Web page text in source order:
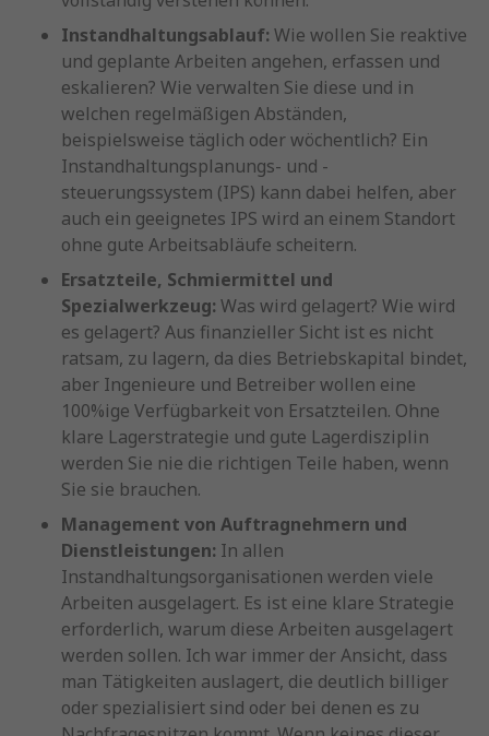
Instandhaltungsablauf: Wie wollen Sie reaktive
und geplante Arbeiten angehen, erfassen und
eskalieren? Wie verwalten Sie diese und in
welchen regelmäßigen Abständen,
beispielsweise täglich oder wöchentlich? Ein
Instandhaltungsplanungs- und -
steuerungssystem (IPS) kann dabei helfen, aber
auch ein geeignetes IPS wird an einem Standort
ohne gute Arbeitsabläufe scheitern.
Ersatzteile, Schmiermittel und
Spezialwerkzeug: Was wird gelagert? Wie wird
es gelagert? Aus finanzieller Sicht ist es nicht
ratsam, zu lagern, da dies Betriebskapital bindet,
aber Ingenieure und Betreiber wollen eine
100%ige Verfügbarkeit von Ersatzteilen. Ohne
klare Lagerstrategie und gute Lagerdisziplin
werden Sie nie die richtigen Teile haben, wenn
Sie sie brauchen.
Management von Auftragnehmern und
Dienstleistungen: In allen
Instandhaltungsorganisationen werden viele
Arbeiten ausgelagert. Es ist eine klare Strategie
erforderlich, warum diese Arbeiten ausgelagert
werden sollen. Ich war immer der Ansicht, dass
man Tätigkeiten auslagert, die deutlich billiger
oder spezialisiert sind oder bei denen es zu